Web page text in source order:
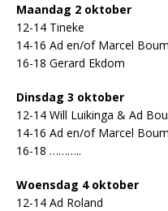
Maandag 2 oktober
12-14 Tineke
14-16 Ad en/of Marcel
16-18 Gerard Ekdom
Dinsdag 3 oktober
12-14 Will Luikinga & Ad
14-16 Ad en/of Marcel
16-18 ………..
Woensdag 4 oktober
12-14 Ad Roland